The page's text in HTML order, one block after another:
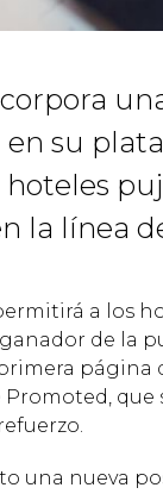
su
hoteles
la línea
a los
de la
página
Promoted,
una nueva